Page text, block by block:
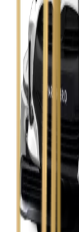
Skoda Fabia
Zobacz
Skoda Kamiq
Zobacz
Skoda Octavia
Zobacz
Toyota Avensis
Zobacz
Toyota Camry
Zobacz